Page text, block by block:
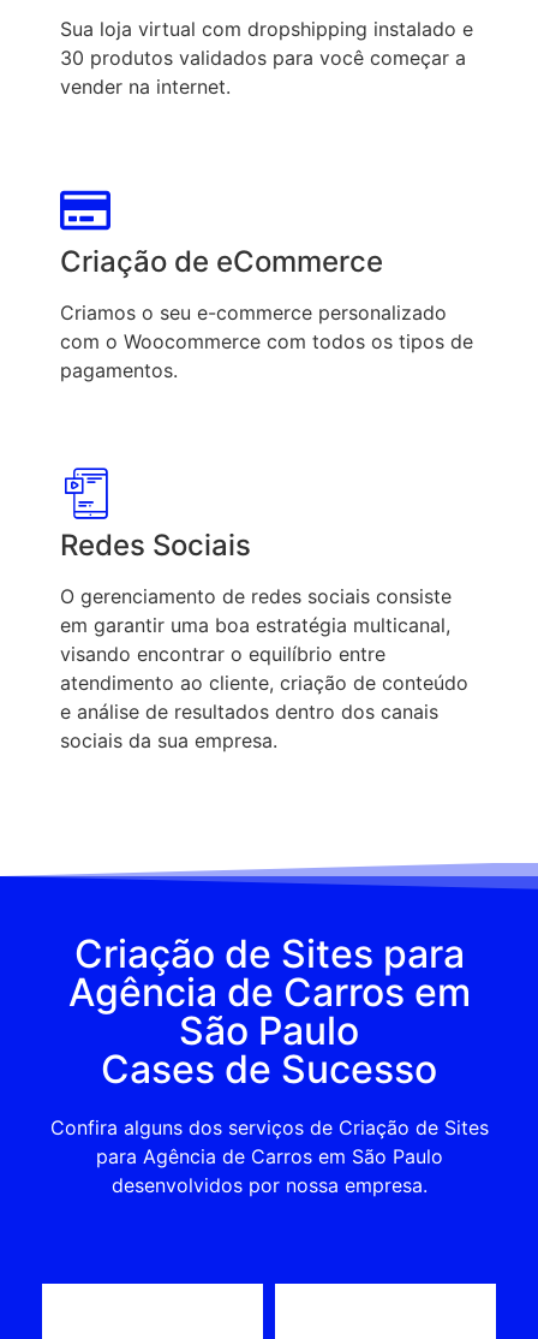
Sua loja virtual com dropshipping instalado e
30 produtos validados para você começar a
vender na internet.
Criação de eCommerce
Criamos o seu e-commerce personalizado
com o Woocommerce com todos os tipos de
pagamentos.
Redes Sociais
O gerenciamento de redes sociais consiste
em garantir uma boa estratégia multicanal,
visando encontrar o equilíbrio entre
atendimento ao cliente, criação de conteúdo
e análise de resultados dentro dos canais
sociais da sua empresa.
Criação de Sites para
Agência de Carros em
São Paulo
Cases de Sucesso
Confira alguns dos serviços de Criação de Sites
para Agência de Carros em São Paulo
desenvolvidos por nossa empresa.